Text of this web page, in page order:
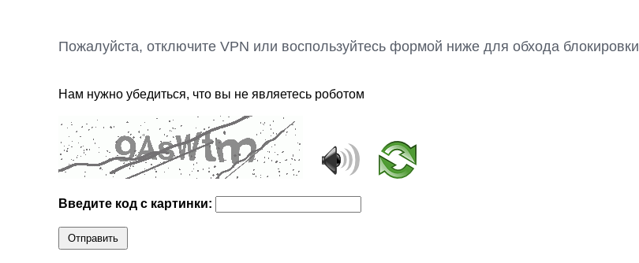
Пожалуйста, отключите VPN или воспользуйтесь формой ниже для обхода блокировки
Нам нужно убедиться, что вы не являетесь роботом
Введите код с картинки:
Отправить